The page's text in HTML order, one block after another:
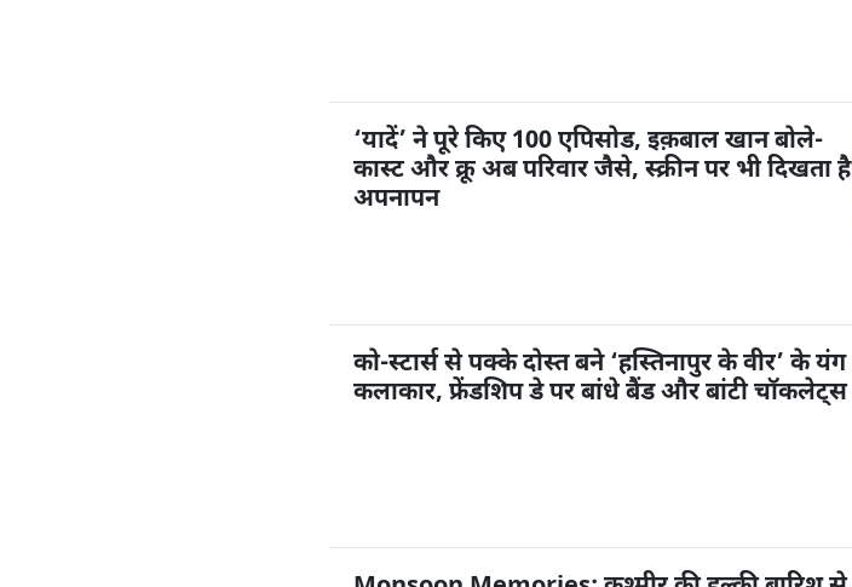
‘यादें’ ने पूरे किए 100 एपिसोड, इक़बाल खान बोले-
कास्ट और क्रू अब परिवार जैसे, स्क्रीन पर भी दिखता है
अपनापन
को-स्टार्स से पक्के दोस्त बने ‘हस्तिनापुर के वीर’ के यंग
कलाकार, फ्रेंडशिप डे पर बांधे बैंड और बांटी चॉकलेट्स